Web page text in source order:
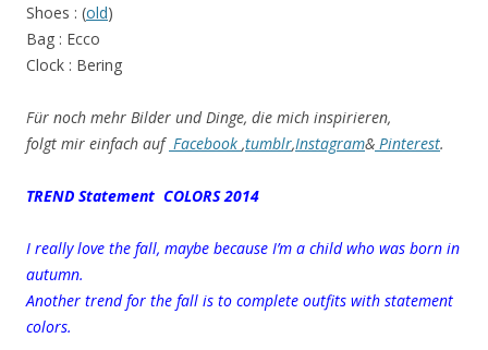
Shoes : (old)
Bag : Ecco
Clock : Bering
Für noch mehr Bilder und Dinge, die mich inspirieren,
folgt mir einfach auf Facebook ,tumblr,Instagram& Pinterest.
TREND Statement COLORS 2014
I really love the fall, maybe because I’m a child who was born in
autumn.
Another trend for the fall is to complete outfits with statement
colors.